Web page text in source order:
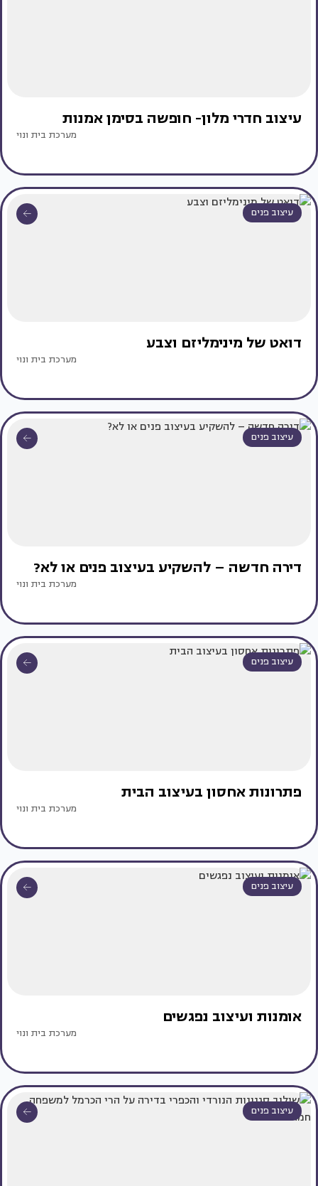
עיצוב חדרי מלון- חופשה בסימן אמנות
מערכת בית ונוי
עיצוב פנים
דואט של מינימליזם וצבע
מערכת בית ונוי
עיצוב פנים
דירה חדשה – להשקיע בעיצוב פנים או לא?
מערכת בית ונוי
עיצוב פנים
פתרונות אחסון בעיצוב הבית
מערכת בית ונוי
עיצוב פנים
אומנות ועיצוב נפגשים
מערכת בית ונוי
עיצוב פנים